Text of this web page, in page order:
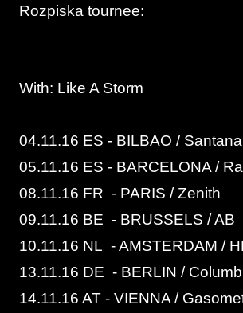
Rozpiska tournee:
With: Like A Storm
04.11.16 ES - BILBAO /
05.11.16 ES - BARCELONA /
08.11.16 FR - PARIS / Zenith
09.11.16 BE - BRUSSELS / AB
10.11.16 NL - AMSTERDAM /
13.11.16 DE - BERLIN /
14.11.16 AT - VIENNA /